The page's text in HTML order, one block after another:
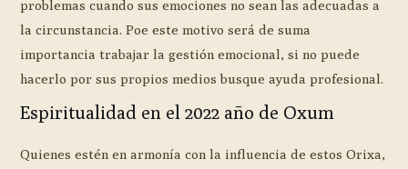
problemas cuando sus emociones no sean las adecuadas a
la circunstancia. Poe este motivo será de suma
importancia trabajar la gestión emocional, si no puede
hacerlo por sus propios medios busque ayuda profesional.
Espiritualidad en el 2022 año de Oxum
Quienes estén en armonía con la influencia de estos Orixa,